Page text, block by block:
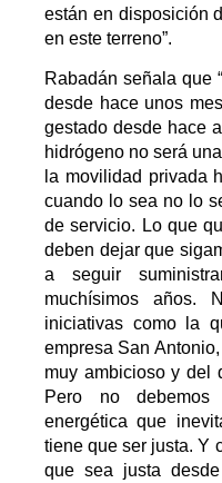
están en disposición
en este terreno”.
Rabadán señala que
desde hace unos
gestado desde hace
hidrógeno no será
la movilidad privada
cuando lo sea no lo
de servicio. Lo que
deben dejar que
a seguir
muchísimos años.
iniciativas como la
empresa San
muy ambicioso y del
Pero no
energética que
tiene que ser justa. Y
que sea justa